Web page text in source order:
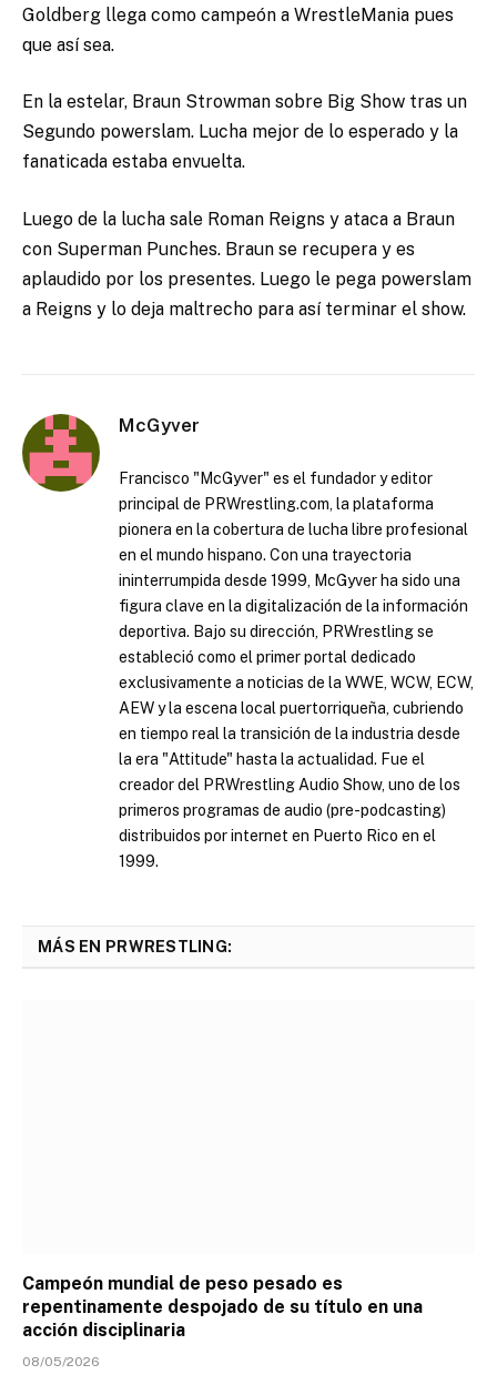
Goldberg llega como campeón a WrestleMania pues
que así sea.
En la estelar, Braun Strowman sobre Big Show tras un
Segundo powerslam. Lucha mejor de lo esperado y la
fanaticada estaba envuelta.
Luego de la lucha sale Roman Reigns y ataca a Braun
con Superman Punches. Braun se recupera y es
aplaudido por los presentes. Luego le pega powerslam
a Reigns y lo deja maltrecho para así terminar el show.
McGyver
Francisco "McGyver" es el fundador y editor
principal de PRWrestling.com, la plataforma
pionera en la cobertura de lucha libre profesional
en el mundo hispano. Con una trayectoria
ininterrumpida desde 1999, McGyver ha sido una
figura clave en la digitalización de la información
deportiva. Bajo su dirección, PRWrestling se
estableció como el primer portal dedicado
exclusivamente a noticias de la WWE, WCW, ECW,
AEW y la escena local puertorriqueña, cubriendo
en tiempo real la transición de la industria desde
la era "Attitude" hasta la actualidad. Fue el
creador del PRWrestling Audio Show, uno de los
primeros programas de audio (pre-podcasting)
distribuidos por internet en Puerto Rico en el
1999.
MÁS EN PRWRESTLING:
Campeón mundial de peso pesado es
repentinamente despojado de su título en una
acción disciplinaria
08/05/2026